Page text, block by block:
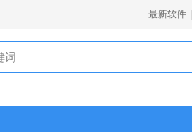
最新软件